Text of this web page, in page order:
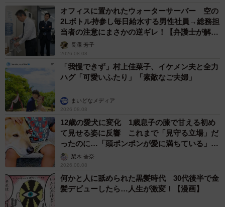
オフィスに置かれたウォーターサーバー 空の
2Lボトル持参し毎日給水する男性社員→総務担
当者の注意にまさかの逆ギレ！【弁護士が解
説】長澤 芳子
2026.08.08
「我慢できず」村上佳菜子、イケメン夫と全力
ハグ「可愛いふたり」「素敵なご夫婦」
まいどなメディア
2026.08.08
12歳の愛犬に変化 1歳息子の膝で甘える初め
て見せる姿に反響 これまで「見守る立場」だ
ったのに…「頭ポンポンが愛に満ちている」
「尊…」
梨木 香奈
2026.08.08
何かと人に舐められた黒髪時代 30代後半で金
髪デビューしたら…人生が激変！【漫画】